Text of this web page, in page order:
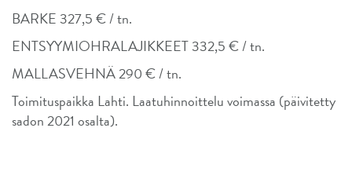
BARKE 327,5 € / tn.
ENTSYYMIOHRALAJIKKEET 332,5 € / tn.
MALLASVEHNÄ 290 € / tn.
Toimituspaikka Lahti. Laatuhinnoittelu voimassa (päivitetty
sadon 2021 osalta).